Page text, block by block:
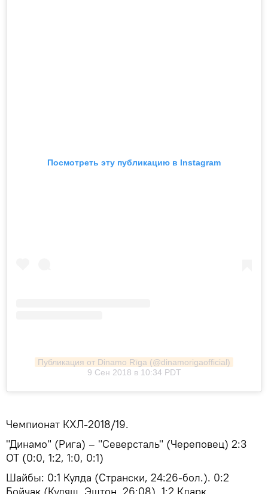
Посмотреть эту публикацию в Instagram
Публикация от Dinamo Rīga (@dinamorigaofficial)
9 Сен 2018 в 10:34 PDT
Чемпионат КХЛ-2018/19.
"Динамо" (Рига) – "Северсталь" (Череповец) 2:3
ОТ (0:0, 1:2, 1:0, 0:1)
Шайбы: 0:1 Кулда (Странски, 24:26-бол.). 0:2
Бойчак (Куляш, Эштон, 26:08). 1:2 Кларк